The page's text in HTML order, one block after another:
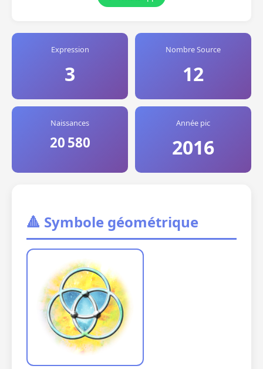
Expression
3
Nombre Source
12
Naissances
20 580
Année pic
2016
🔺 Symbole géométrique